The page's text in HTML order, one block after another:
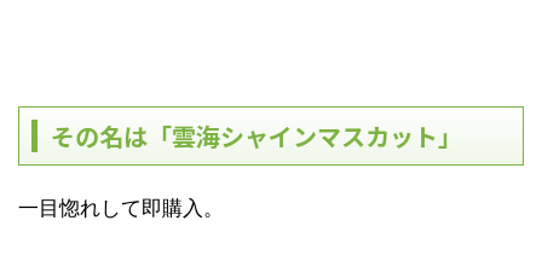
その名は「雲海シャインマスカット」
一目惚れして即購入。